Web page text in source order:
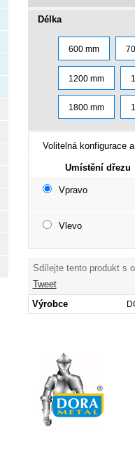
Délka
600 mm
1200 mm
1800 mm
Volitelná konfigurace
Umístění dřezu
Vpravo
Vlevo
Sdílejte tento produkt s
Tweet
Výrobce